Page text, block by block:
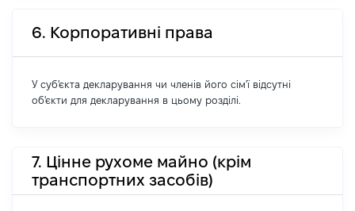
6. Корпоративні права
У суб'єкта декларування чи членів його сім'ї відсутні
об'єкти для декларування в цьому розділі.
7. Цінне рухоме майно (крім
транспортних засобів)